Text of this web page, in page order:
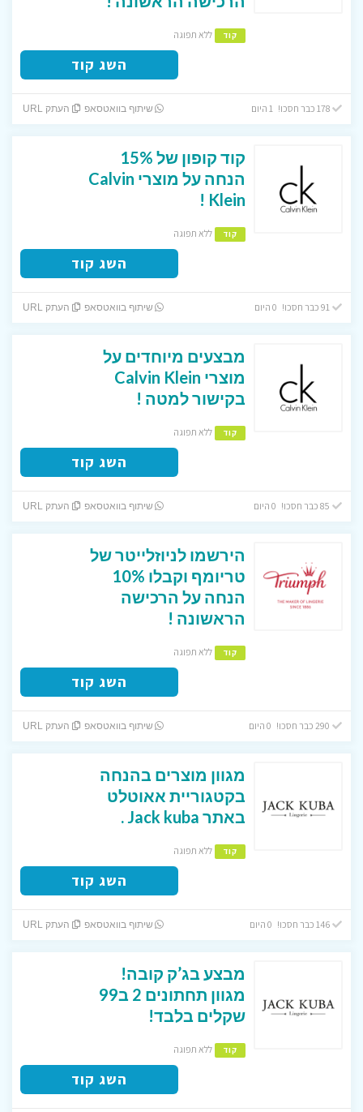
קוד ללא תפוגה
השג קוד
178 כבר חסכו! 1 היום שיתוף בוואטסאפ העתק URL
קוד קופון של 15%
הנחה על מוצרי Calvin
Klein !
קוד ללא תפוגה
השג קוד
שיתוף בוואטסאפ העתק URL
מבצעים מיוחדים על
מוצרי Calvin Klein
בקישור למטה !
קוד ללא תפוגה
השג קוד
שיתוף בוואטסאפ העתק URL
הירשמו לניוזלייטר של
טריומף וקבלו 10%
הנחה על הרכישה
הראשונה !
קוד ללא תפוגה
השג קוד
שיתוף בוואטסאפ העתק URL
מגוון מוצרים בהנחה
בקטגוריית אאוטלט
באתר Jack kuba .
קוד ללא תפוגה
השג קוד
146 כבר חסכו! 0 היום שיתוף בוואטסאפ העתק URL
מבצע בג’ק קובה!
מגוון תחתונים 2 ב99
שקלים בלבד!
קוד ללא תפוגה
השג קוד